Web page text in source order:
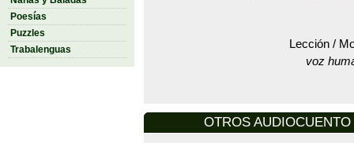
Poesías
Puzzles
Trabalenguas
Lección /
voz
OTROS